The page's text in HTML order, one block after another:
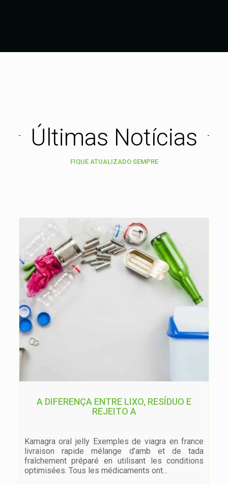
Últimas Notícias
FIQUE ATUALIZADO SEMPRE
A DIFERENÇA ENTRE LIXO, RESÍDUO E
REJEITO A
Kamagra oral jelly Exemples de viagra en france
livraison rapide mélange d’amb et de tada
fraîchement préparé en utilisant les conditions
optimisées. Tous les médicaments ont...